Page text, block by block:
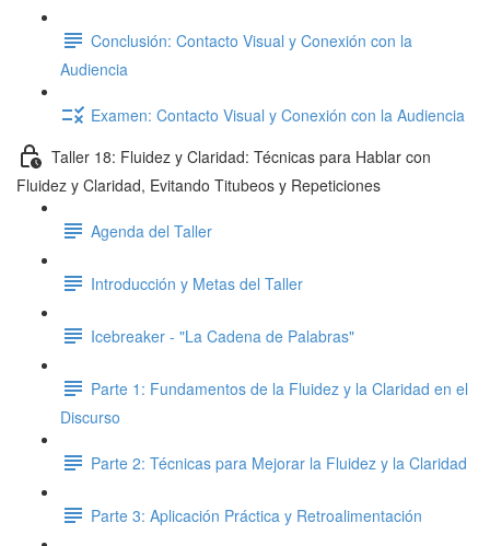
Conclusión: Contacto Visual y Conexión con la
Audiencia
Examen: Contacto Visual y Conexión con la Audiencia
Taller 18: Fluidez y Claridad: Técnicas para Hablar con
Fluidez y Claridad, Evitando Titubeos y Repeticiones
Agenda del Taller
Introducción y Metas del Taller
Icebreaker - "La Cadena de Palabras"
Parte 1: Fundamentos de la Fluidez y la Claridad en el
Discurso
Parte 2: Técnicas para Mejorar la Fluidez y la Claridad
Parte 3: Aplicación Práctica y Retroalimentación